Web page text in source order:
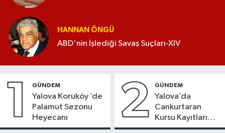
HANNAN ÖNGÜ
ABD'nin İşlediği Savaş Suçları-XIV
1 GÜNDEM
Yalova Koruköy ’de
Palamut Sezonu
Heyecanı
2 GÜNDEM
Yalova’da
Cankurtaran
Kursu Kayıtları
Başladı